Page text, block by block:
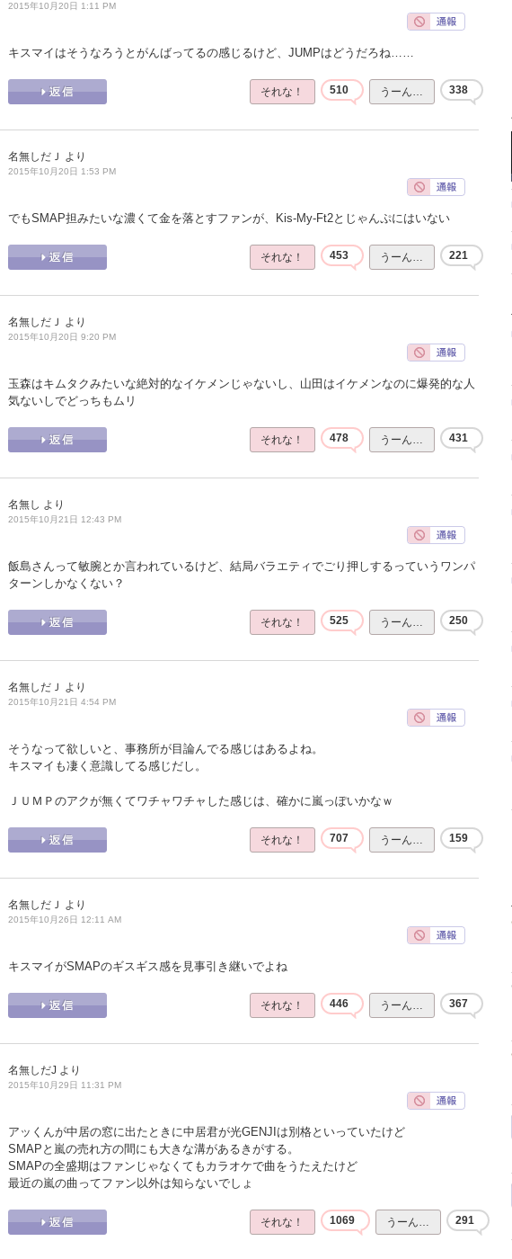
2015年10月20日 1:11 PM
キスマイはそうなろうとがんばってるの感じるけど、JUMPはどうだろね……
それな！ 510 うーん… 338
名無しだＪ より
2015年10月20日 1:53 PM
でもSMAP担みたいな濃くて金を落とすファンが、Kis-My-Ft2とじゃんぷにはいない
それな！ 453 うーん… 221
名無しだＪ より
2015年10月20日 9:20 PM
玉森はキムタクみたいな絶対的なイケメンじゃないし、山田はイケメンなのに爆発的な人
気ないしでどっちもムリ
それな！ 478 うーん… 431
名無し より
2015年10月21日 12:43 PM
飯島さんって敏腕とか言われているけど、結局バラエティでごり押しするっていうワンパ
ターンしかなくない？
それな！ 525 うーん… 250
名無しだＪ より
2015年10月21日 4:54 PM
そうなって欲しいと、事務所が目論んでる感じはあるよね。
キスマイも凄く意識してる感じだし。
ＪＵＭＰのアクが無くてワチャワチャした感じは、確かに嵐っぽいかなｗ
それな！ 707 うーん… 159
名無しだＪ より
2015年10月26日 12:11 AM
キスマイがSMAPのギスギス感を見事引き継いでよね
それな！ 446 うーん… 367
名無しだJ より
2015年10月29日 11:31 PM
アッくんが中居の窓に出たときに中居君が光GENJIは別格といっていたけど
SMAPと嵐の売れ方の間にも大きな溝があるきがする。
SMAPの全盛期はファンじゃなくてもカラオケで曲をうたえたけど
最近の嵐の曲ってファン以外は知らないでしょ
それな！ 1069 うーん… 291